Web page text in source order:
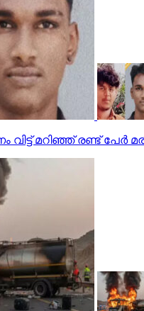
മറിഞ്ഞ് രണ്ട് പേര്‍